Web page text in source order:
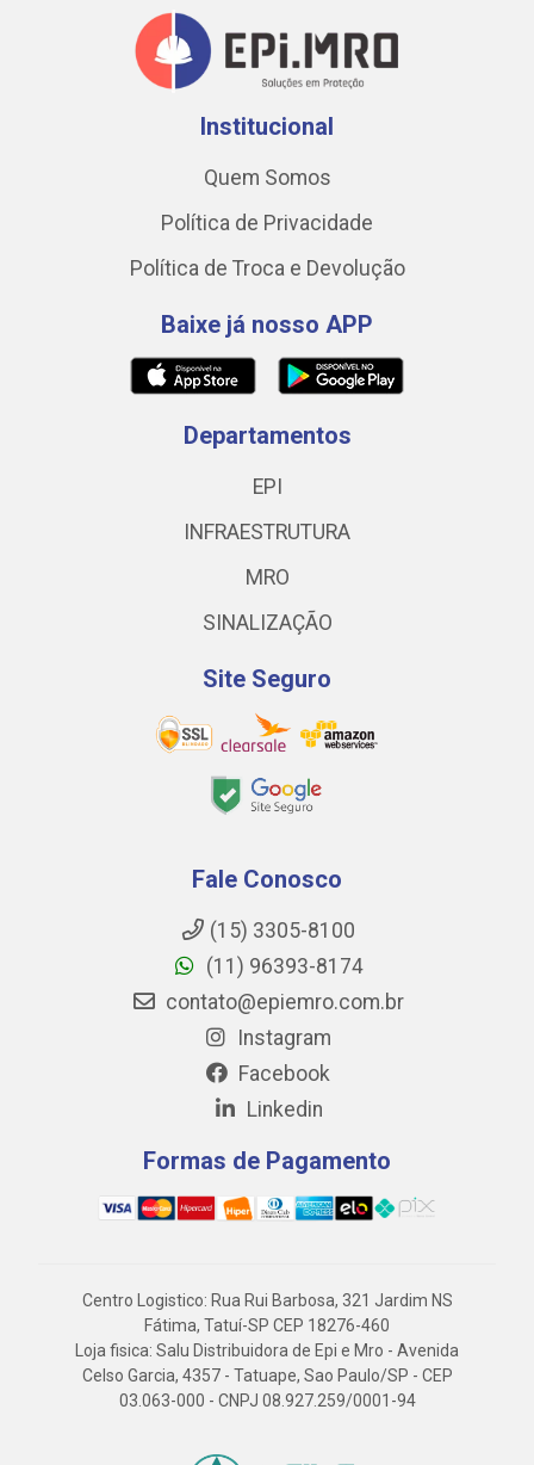
Institucional
Quem Somos
Política de Privacidade
Política de Troca e Devolução
Baixe já nosso APP
Departamentos
EPI
INFRAESTRUTURA
MRO
SINALIZAÇÃO
Site Seguro
Fale Conosco
(15) 3305-8100
(11) 96393-8174
contato@epiemro.com.br
Instagram
Facebook
Linkedin
Formas de Pagamento
Centro Logistico: Rua Rui Barbosa, 321 Jardim NS
Fátima, Tatuí-SP CEP 18276-460
Loja fisica: Salu Distribuidora de Epi e Mro - Avenida
Celso Garcia, 4357 - Tatuape, Sao Paulo/SP - CEP
03.063-000 - CNPJ 08.927.259/0001-94